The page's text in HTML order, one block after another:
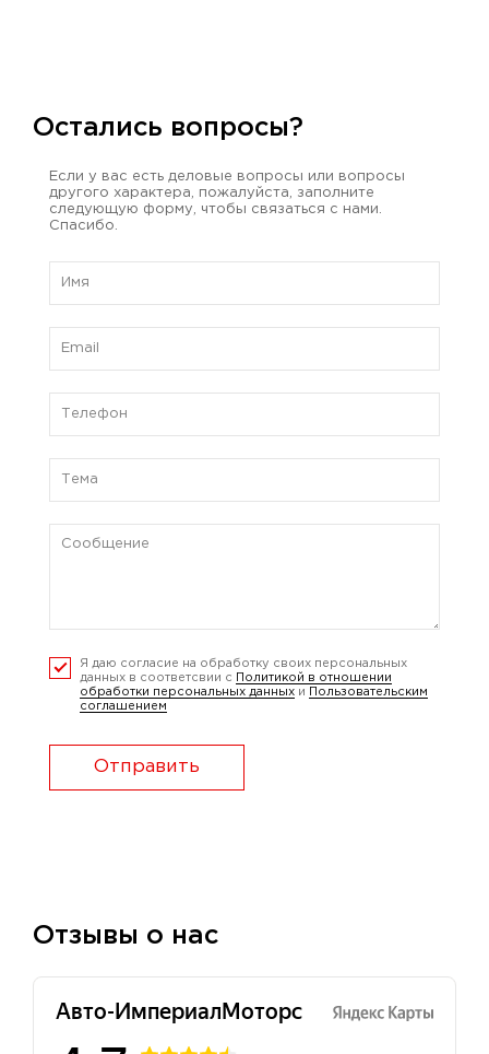
Остались вопросы?
Если у вас есть деловые вопросы или вопросы
другого характера, пожалуйста, заполните
следующую форму, чтобы связаться с нами.
Спасибо.
Я даю согласие на обработку своих персональных
данных в соответсвии с
Политикой в отношении
обработки персональных данных и
Пользовательским
соглашением
Отправить
Отзывы о нас